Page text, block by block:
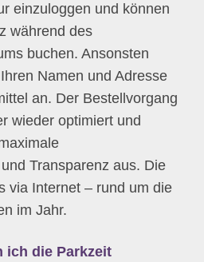
einzuloggen und können
während des
buchen. Ansonsten
Namen und Adresse
an. Der Bestellvorgang
wieder optimiert und
Transparenz aus. Die
via Internet – rund um die
im Jahr.
ich die Parkzeit